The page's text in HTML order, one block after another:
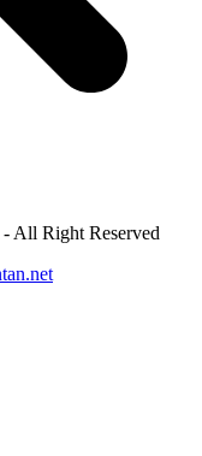
- All Right Reserved